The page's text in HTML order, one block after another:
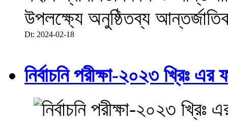
উপলক্ষ্যে অনুষ্ঠিতব্য
Dt: 2024-02-18
নির্বাচনি পরীক্ষা-২০২৩ খ্রিঃ